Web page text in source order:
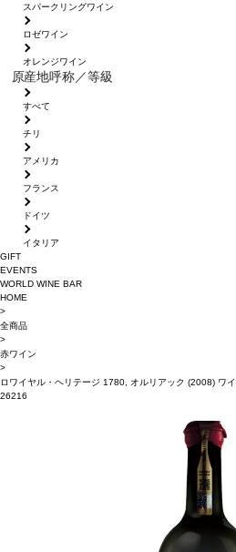
スパークリングワイン
ロゼワイン
オレンジワイン
原産地呼称／等級
すべて
チリ
アメリカ
フランス
ドイツ
イタリア
GIFT
EVENTS
WORLD WINE BAR
HOME
>
全商品
>
赤ワイン
>
ロワイヤル・ヘリテージ 1780, オルリアック (2008) ワ
26216